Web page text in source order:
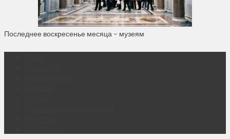
Последнее воскресенье месяца – музеям